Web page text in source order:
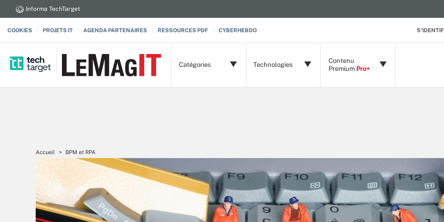
Informa TechTarget
COOKIES PROJETS IT AGENDA PARTENAIRES RESSOURCES PDF CYBERHEBDO
Catégories Technologies
Contenu
Premium Pro+
Accueil BPM et RPA